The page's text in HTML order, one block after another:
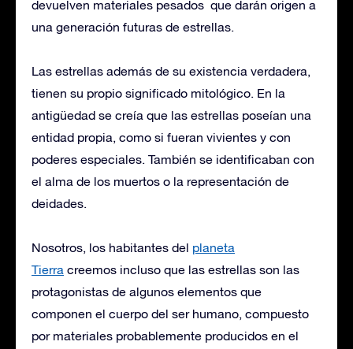
devuelven materiales pesados que darán origen a
una generación futuras de estrellas.
Las estrellas además de su existencia verdadera,
tienen su propio significado mitológico. En la
antigüedad se creía que las estrellas poseían una
entidad propia, como si fueran vivientes y con
poderes especiales. También se identificaban con
el alma de los muertos o la representación de
deidades.
Nosotros, los habitantes del planeta
Tierra creemos incluso que las estrellas son las
protagonistas de algunos elementos que
componen el cuerpo del ser humano, compuesto
por materiales probablemente producidos en el